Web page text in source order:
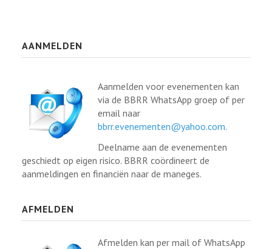
AANMELDEN
Aanmelden voor evenementen kan
via de BBRR WhatsApp groep of per
email naar
bbrr.evenementen@yahoo.com.
Deelname aan de evenementen
geschiedt op eigen risico. BBRR coördineert de
aanmeldingen en financiën naar de maneges.
AFMELDEN
Afmelden kan per mail of WhatsApp